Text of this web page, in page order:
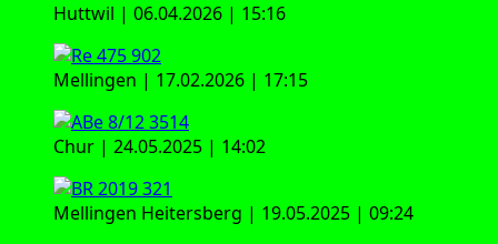
Huttwil | 06.04.2026 | 15:16
Mellingen | 17.02.2026 | 17:15
Chur | 24.05.2025 | 14:02
Mellingen Heitersberg | 19.05.2025 | 09:24